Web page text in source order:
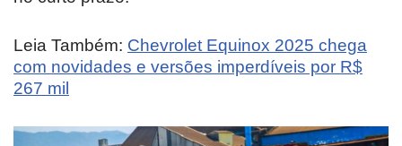
Leia Também: Chevrolet Equinox 2025 chega
com novidades e versões imperdíveis por R$
267 mil